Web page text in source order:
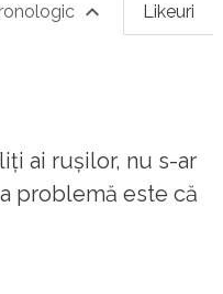
Likeuri
ai rușilor, nu s-ar
problemă este că